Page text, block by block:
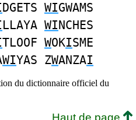
DGETS WIGWAMS
LLAYA WINCHES
TLOOF WOKISME
WIYAS ZWANZAI
du dictionnaire officiel du
Haut de page